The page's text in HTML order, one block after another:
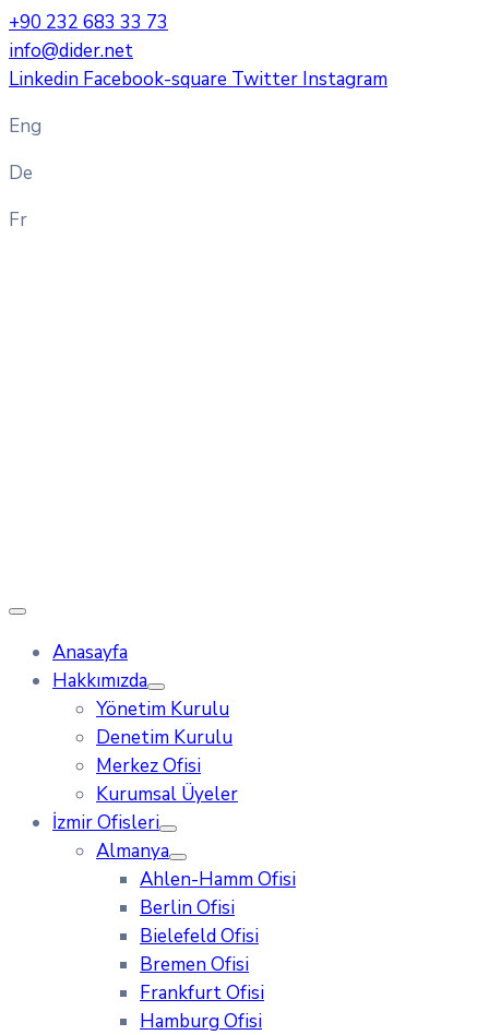
+90 232 683 33 73
info@dider.net
Linkedin Facebook-square Twitter Instagram
Eng
De
Fr
Anasayfa
Hakkımızda
Yönetim Kurulu
Denetim Kurulu
Merkez Ofisi
Kurumsal Üyeler
İzmir Ofisleri
Almanya
Ahlen-Hamm Ofisi
Berlin Ofisi
Bielefeld Ofisi
Bremen Ofisi
Frankfurt Ofisi
Hamburg Ofisi